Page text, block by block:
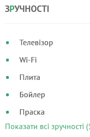
ЗРУЧНОСТІ
Телевізор
Wi-Fi
Плита
Бойлер
Праска
Показати всі зручності